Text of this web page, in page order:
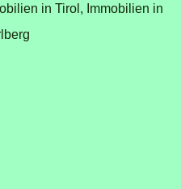
in Tirol, Immobilien in